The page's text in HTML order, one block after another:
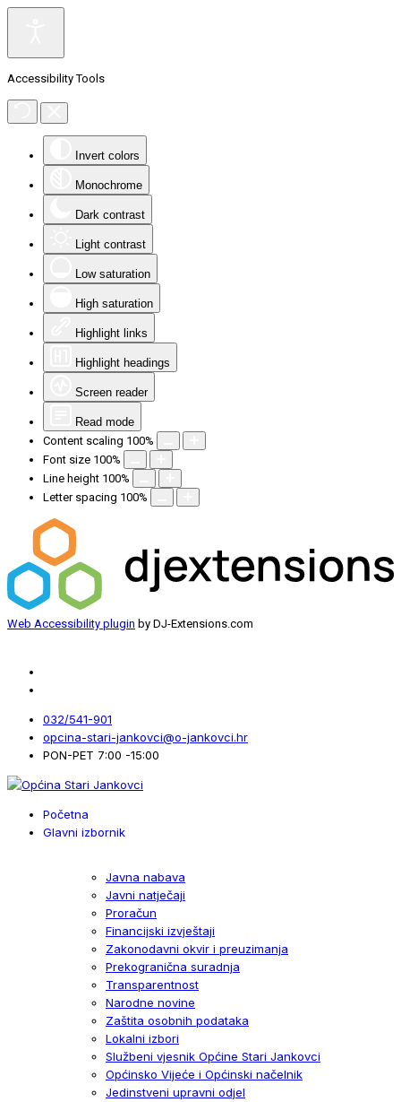
Accessibility Tools
Invert colors
Monochrome
Dark contrast
Light contrast
Low saturation
High saturation
Highlight links
Highlight headings
Screen reader
Read mode
Content scaling 100%
Font size 100%
Line height 100%
Letter spacing 100%
Web Accessibility plugin by DJ-Extensions.com
032/541-901
opcina-stari-jankovci@o-jankovci.hr
PON-PET 7:00 -15:00
Početna
Glavni izbornik
Javna nabava
Javni natječaji
Proračun
Financijski izvještaji
Zakonodavni okvir i preuzimanja
Prekogranična suradnja
Transparentnost
Narodne novine
Zaštita osobnih podataka
Lokalni izbori
Službeni vjesnik Općine Stari Jankovci
Općinsko Vijeće i Općinski načelnik
Jedinstveni upravni odjel